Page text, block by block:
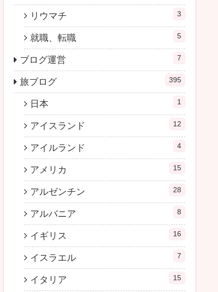
リウマチ 3
就職、転職 5
ブログ運営 7
旅ブログ 395
日本 1
アイスランド 12
アイルランド 4
アメリカ 15
アルゼンチン 28
アルバニア 8
イギリス 16
イスラエル 7
イタリア 15